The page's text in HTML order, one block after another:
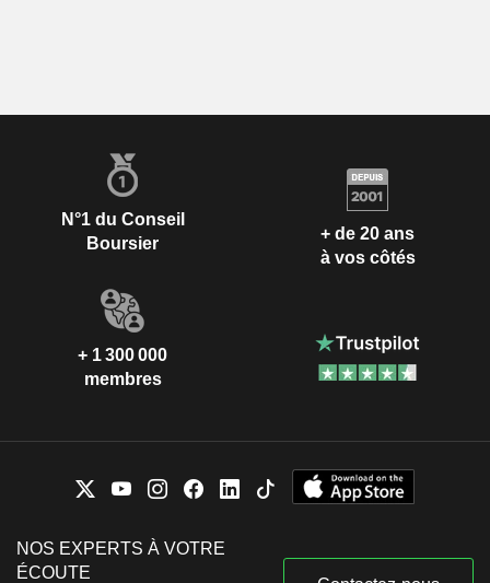
N°1 du Conseil
Boursier
+ de 20 ans
à vos côtés
+ 1 300 000
membres
NOS EXPERTS À VOTRE
ÉCOUTE